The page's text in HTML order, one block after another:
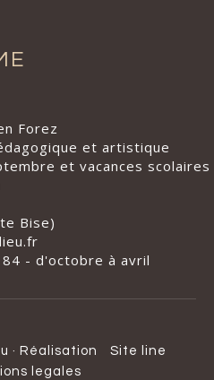
Forez
et artistique
et vacances scolaires
Bise)
- d'octobre à avril
· Réalisation
Site line
legales